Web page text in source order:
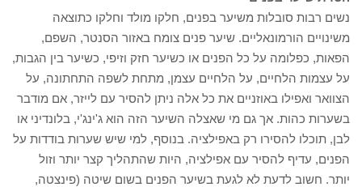
נשים רבות סובלות משיער בפנים, חלקו מולד וחלקו כתוצאה
משינויים הורמונאליים. שיער פנים צומח באזור הסנטר, השפם,
הפאות, כפלומה על כל הפנים או כשיער חזק וזיפי, כשיער בין הגבות,
על עצמות הלחיים, על הלחיים עצמן, מתחת לשפה התחתונה, על
הצוואר ואפילו באוזניים את כל אלה ניתן להסיר עם לייזר, אם מודבר
בשערות כהות. אך גם מי שאצלה השיער הזה הוא ג'ינג'י, בלונדיני או
לבן, תוכלו להסירו רק באפילציה. בנוסף, למי שיש שערות בודדות על
הפנים, עדיף להסיר עם אפילציה, היות שהתהליך קצר יותר וזול
יותר. חשוב לדעת לא לגעת בשיער הפנים בשום שיטה (פינצטה,